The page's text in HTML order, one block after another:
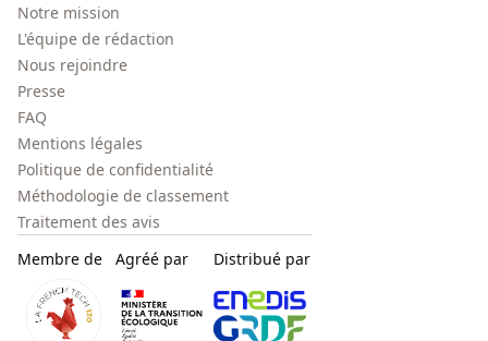
Notre mission
L'équipe de rédaction
Nous rejoindre
Presse
FAQ
Mentions légales
Politique de confidentialité
Méthodologie de classement
Traitement des avis
Membre de
Agréé par Distribué par